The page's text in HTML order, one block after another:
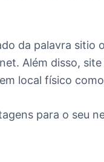
da palavra sitio
Além disso,
local físico
para o seu